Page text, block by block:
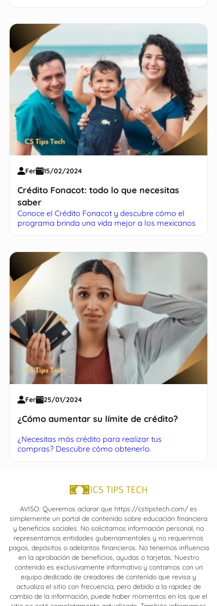
Fer 15/02/2024
Crédito Fonacot: todo lo que necesitas
saber
Conoce el Crédito Fonacot y descubre cómo el
programa brinda una vida mejor a los mexicanos
Fer 25/01/2024
¿Cómo aumentar su límite de crédito?
¿Necesitas más crédito para realizar tus
compras? Descubre cómo obtenerlo.
AVISO: Queremos aclarar que https://cstipstech.com/ es
simplemente un portal de contenido sobre educación financiera
y beneficios sociales. No solicitamos información personal, no
representamos entidades gubernamentales y no requerimos
pagos, depósitos o adelantos financieros. No tenemos influencia
en la aprobación de beneficios, ayudas o tarjetas. Nuestro
contenido es exclusivamente informativo y contamos con un
equipo dedicado de creadores de contenido que revisa y
actualiza el sitio con frecuencia, pero debido a la rapidez de
cambio de la información, puede haber momentos en los que el